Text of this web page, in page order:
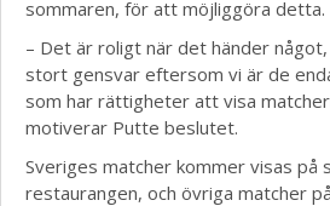
sommaren, för att möjliggöra detta.
– Det är roligt när det händer
stort gensvar eftersom vi är de
som har rättigheter att visa
motiverar Putte beslutet.
Sveriges matcher kommer visas på
restaurangen, och övriga matcher